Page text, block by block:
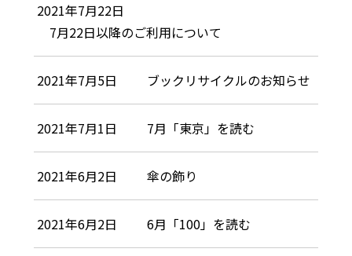
2021年7月22日
7月22日以降のご利用について
2021年7月5日 ブックリサイクルのお知らせ
2021年7月1日 7月「東京」を読む
2021年6月2日 傘の飾り
2021年6月2日 6月「100」を読む